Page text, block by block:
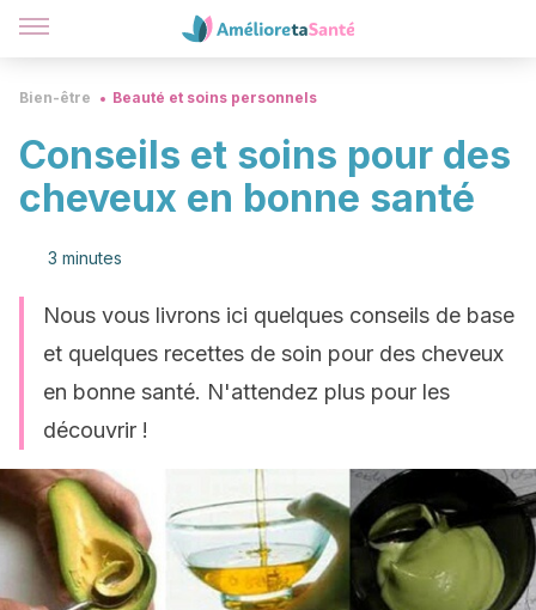
Bien-être Beauté et soins personnels
Conseils et soins pour des
cheveux en bonne santé
3 minutes
Nous vous livrons ici quelques conseils de base
et quelques recettes de soin pour des cheveux
en bonne santé. N'attendez plus pour les
découvrir !